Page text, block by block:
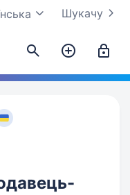
Шукачу